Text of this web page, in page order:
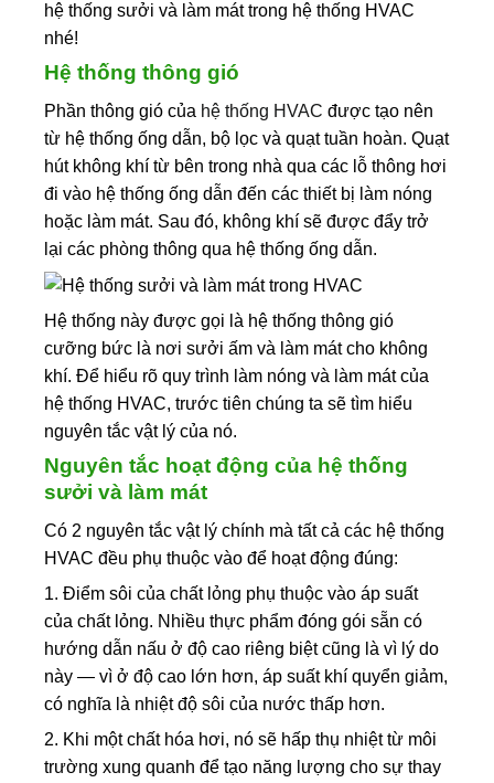
hệ thống sưởi và làm mát trong hệ thống HVAC
nhé!
Hệ thống thông gió
Phần thông gió của hệ thống HVAC được tạo nên
từ hệ thống ống dẫn, bộ lọc và quạt tuần hoàn. Quạt
hút không khí từ bên trong nhà qua các lỗ thông hơi
đi vào hệ thống ống dẫn đến các thiết bị làm nóng
hoặc làm mát. Sau đó, không khí sẽ được đẩy trở
lại các phòng thông qua hệ thống ống dẫn.
Hệ thống này được gọi là hệ thống thông gió
cưỡng bức là nơi sưởi ấm và làm mát cho không
khí. Để hiểu rõ quy trình làm nóng và làm mát của
hệ thống HVAC, trước tiên chúng ta sẽ tìm hiểu
nguyên tắc vật lý của nó.
Nguyên tắc hoạt động của hệ thống
sưởi và làm mát
Có 2 nguyên tắc vật lý chính mà tất cả các hệ thống
HVAC đều phụ thuộc vào để hoạt động đúng:
1. Điểm sôi của chất lỏng phụ thuộc vào áp suất
của chất lỏng. Nhiều thực phẩm đóng gói sẵn có
hướng dẫn nấu ở độ cao riêng biệt cũng là vì lý do
này — vì ở độ cao lớn hơn, áp suất khí quyển giảm,
có nghĩa là nhiệt độ sôi của nước thấp hơn.
2. Khi một chất hóa hơi, nó sẽ hấp thụ nhiệt từ môi
trường xung quanh để tạo năng lượng cho sự thay